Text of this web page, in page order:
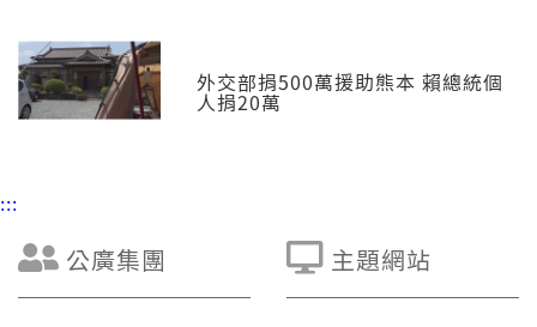
外交部捐500萬援助熊本 賴總統個
人捐20萬
:::
公廣集團 主題網站